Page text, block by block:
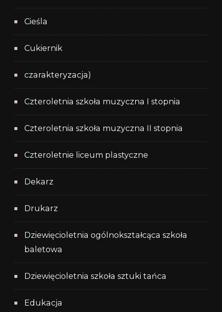
Cieśla
Cukiernik
czarakteryzacja)
Czteroletnia szkoła muzyczna I stopnia
Czteroletnia szkoła muzyczna II stopnia
Czteroletnie liceum plastyczne
Dekarz
Drukarz
Dziewięcioletnia ogólnokształcąca szkoła
baletowa
Dziewięcioletnia szkoła sztuki tańca
Edukacja